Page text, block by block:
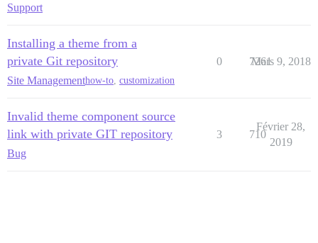
Support
Installing a theme from a
private Git repository
Site Managementhow-to, customization
0 7261
Mars 9, 2018
Invalid theme component source
link with private GIT repository
Bug
3 710
Février 28,
2019